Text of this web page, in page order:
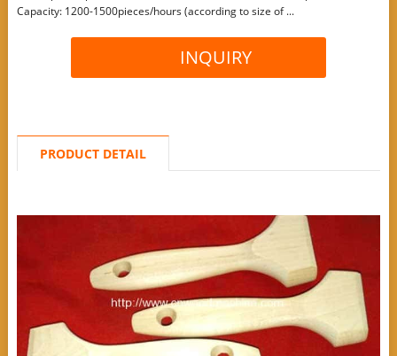
Capacity: 1200-1500pieces/hours (according to size of ...
INQUIRY
PRODUCT DETAIL